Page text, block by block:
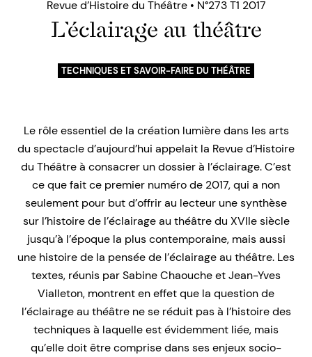
Revue d’Histoire du Théâtre • N°273 T1 2017
L’éclairage au théâtre
TECHNIQUES ET SAVOIR-FAIRE DU THÉÂTRE
Le rôle essentiel de la création lumière dans les arts
du spectacle d’aujourd’hui appelait la Revue d’Histoire
du Théâtre à consacrer un dossier à l’éclairage. C’est
ce que fait ce premier numéro de 2017, qui a non
seulement pour but d’offrir au lecteur une synthèse
sur l’histoire de l’éclairage au théâtre du XVIIe siècle
jusqu’à l’époque la plus contemporaine, mais aussi
une histoire de la pensée de l’éclairage au théâtre. Les
textes, réunis par Sabine Chaouche et Jean-Yves
Vialleton, montrent en effet que la question de
l’éclairage au théâtre ne se réduit pas à l’histoire des
techniques à laquelle est évidemment liée, mais
qu’elle doit être comprise dans ses enjeux socio-